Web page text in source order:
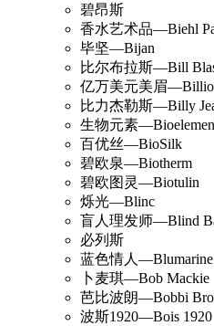
碧昂斯
香水艺术品—Biehl
毕坚—Bijan
比尔布拉斯—Bill
亿万美元美眉
比力杰勒斯—Billy
生物元素
百优丝—BioSilk
碧欧泉—Biotherm
碧欧图灵—Biotulin
烁光—Blinc
盲人理发师—Blind
必列斯
蓝色情人—Blumarine
卜麦琪—Bob Mackie
芭比波朗—Bobbi
波斯1920—Bois 1920